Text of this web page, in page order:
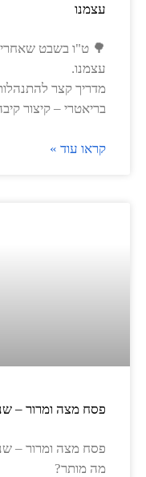
עצמנו
🌳 ט"ו בשבט שאחרי
עצמנו.
מדריך קצר
בריאטרי – קיצור קיבה
קראו עוד »
פסח מצה ומרור –
פסח מצה ומרור –
מה מותר?